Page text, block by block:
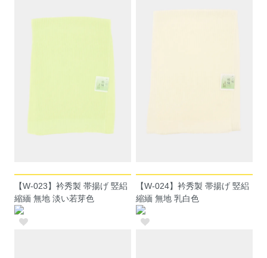
【W-023】衿秀製 帯揚げ 竪絽
縮緬 無地 淡い若芽色
【W-024】衿秀製 帯揚げ 竪絽
縮緬 無地 乳白色